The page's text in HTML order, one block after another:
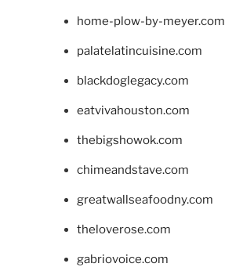
home-plow-by-meyer.com
palatelatincuisine.com
blackdoglegacy.com
eatvivahouston.com
thebigshowok.com
chimeandstave.com
greatwallseafoodny.com
theloverose.com
gabriovoice.com